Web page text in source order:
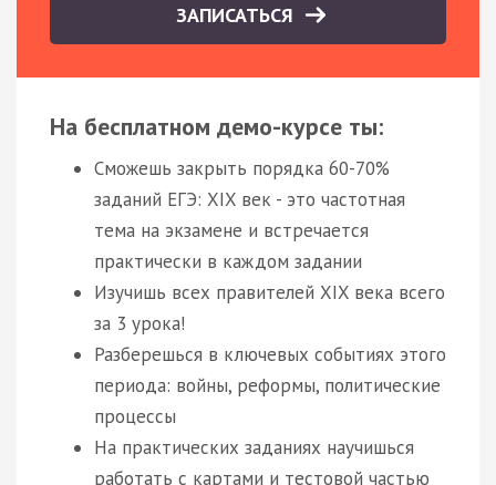
ЗАПИСАТЬСЯ
На бесплатном демо-курсе ты:
Сможешь закрыть порядка 60-70%
заданий ЕГЭ: XIX век - это частотная
тема на экзамене и встречается
практически в каждом задании
Изучишь всех правителей XIX века всего
за 3 урока!
Разберешься в ключевых событиях этого
периода: войны, реформы, политические
процессы
На практических заданиях научишься
работать с картами и тестовой частью